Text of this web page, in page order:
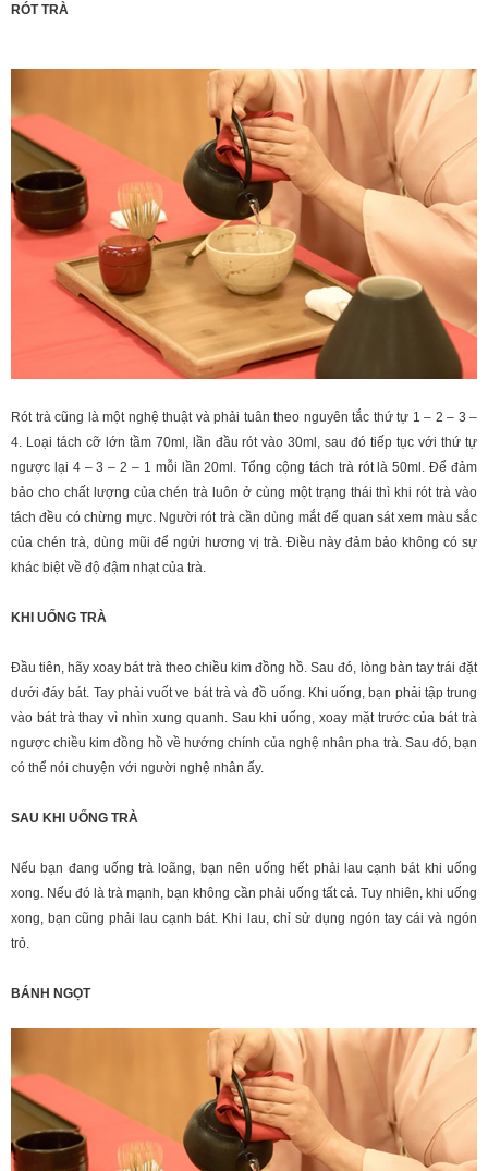
RÓT TRÀ
Rót trà cũng là một nghệ thuật và phải tuân theo nguyên tắc thứ tự 1 – 2 – 3 –
4. Loại tách cỡ lớn tầm 70ml, lần đầu rót vào 30ml, sau đó tiếp tục với thứ tự
ngược lại 4 – 3 – 2 – 1 mỗi lần 20ml. Tổng cộng tách trà rót là 50ml. Để đảm
bảo cho chất lượng của chén trà luôn ở cùng một trạng thái thì khi rót trà vào
tách đều có chừng mực. Người rót trà cần dùng mắt để quan sát xem màu sắc
của chén trà, dùng mũi để ngửi hương vị trà. Điều này đảm bảo không có sự
khác biệt về độ đậm nhạt của trà.
KHI UỐNG TRÀ
Đầu tiên, hãy xoay bát trà theo chiều kim đồng hồ. Sau đó, lòng bàn tay trái đặt
dưới đáy bát. Tay phải vuốt ve bát trà và đồ uống. Khi uống, bạn phải tập trung
vào bát trà thay vì nhìn xung quanh. Sau khi uống, xoay mặt trước của bát trà
ngược chiều kim đồng hồ về hướng chính của nghệ nhân pha trà. Sau đó, bạn
có thể nói chuyện với người nghệ nhân ấy.
SAU KHI UỐNG TRÀ
Nếu bạn đang uống trà loãng, bạn nên uống hết phải lau cạnh bát khi uống
xong. Nếu đó là trà mạnh, bạn không cần phải uống tất cả. Tuy nhiên, khi uống
xong, bạn cũng phải lau cạnh bát. Khi lau, chỉ sử dụng ngón tay cái và ngón
trỏ.
BÁNH NGỌT